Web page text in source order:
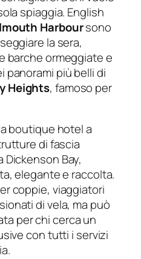
spiaggia. English
Harboursono
la sera,
barche ormeggiate e
panorami più belli di
Heights, famoso per
boutique hotel a
di fascia
Bay,
elegante e raccolta.
coppie, viaggiatori
di vela, ma può
per chi cerca un
con tutti i servizi